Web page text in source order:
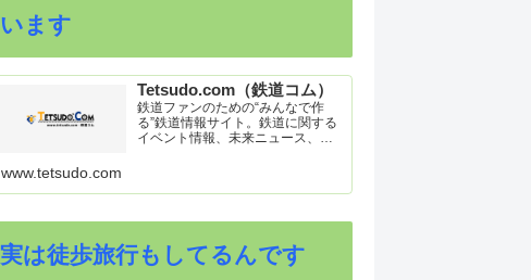
います
Tetsudo.com（鉄道コム）
鉄道ファンのための“みんなで作
る”鉄道情報サイト。鉄道に関する
イベント情報、未来ニュース、車
ク集や、参加型ゲーム「駅つなゲ
www.tetsudo.com
実は徒歩旅行もしてるんです